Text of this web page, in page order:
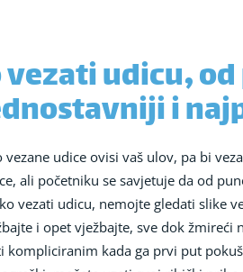
vezati udicu,
i
vezane udice ovisi vaš ulov, pa bi
ali početniku se savjetuje da od
vezati udicu, nemojte gledati slike
i opet vježbajte, sve dok
kompliciranim kada ga prvi put